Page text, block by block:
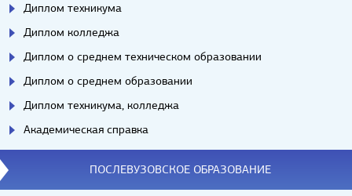
Диплом техникума
Диплом колледжа
Диплом о среднем техническом образовании
Диплом о среднем образовании
Диплом техникума, колледжа
Академическая справка
ПОСЛЕВУЗОВСКОЕ ОБРАЗОВАНИЕ